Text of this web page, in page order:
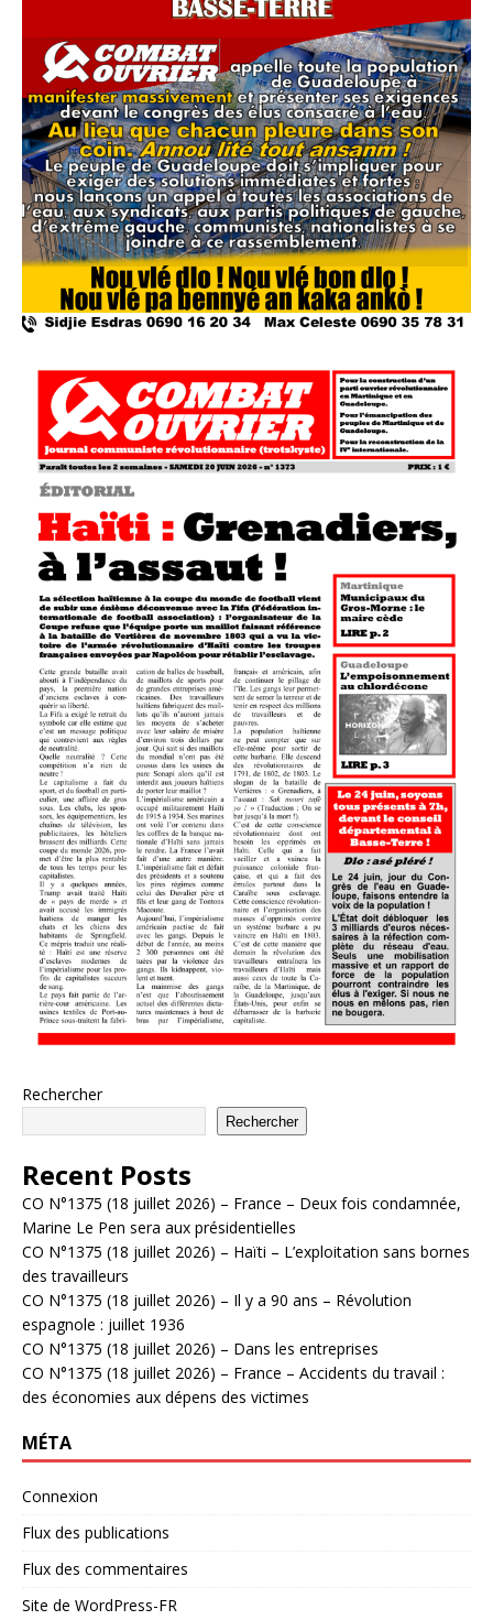
Rechercher
Rechercher
Recent Posts
CO N°1375 (18 juillet 2026) – France – Deux fois condamnée,
Marine Le Pen sera aux présidentielles
CO N°1375 (18 juillet 2026) – Haïti – L’exploitation sans bornes
des travailleurs
CO N°1375 (18 juillet 2026) – Il y a 90 ans – Révolution
espagnole : juillet 1936
CO N°1375 (18 juillet 2026) – Dans les entreprises
CO N°1375 (18 juillet 2026) – France – Accidents du travail :
des économies aux dépens des victimes
MÉTA
Connexion
Flux des publications
Flux des commentaires
Site de WordPress-FR